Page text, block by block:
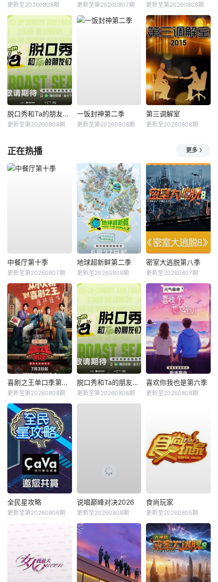
更新至20260808期 更新至第20260807期 更新至第20260808期
脱口秀和Ta的朋友们第三季
更新至第20260808期
一饭封神第二季
更新至第20260808期
第三调解室
更新至20260808期
正在热播 更多
中餐厅第十季
更新至第20260807期
地球超新鲜第二季
更新至20260808期
密室大逃脱第八季
更新至20260807期
喜剧之王单口季第三季
更新至第20260808期
脱口秀和Ta的朋友们第三季
更新至第20260808期
喜欢你我也是第六季
更新至20260808期
全民星攻略
更新至第20260806期
说唱巅峰对决2026
更新至20260808期
食尚玩家
更新至20260805期